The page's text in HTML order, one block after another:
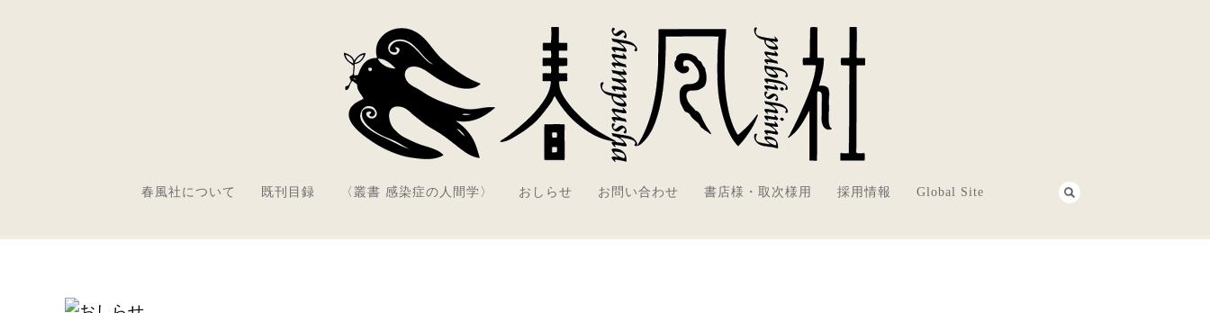
春風社について 既刊目録 〈叢書 感染症の人間学〉 おしらせ お問い合わせ 書店様・取次様用 採用情報 Global Site